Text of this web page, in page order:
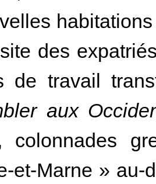
des
de travail
aux
colonnades
et-Marne » au-